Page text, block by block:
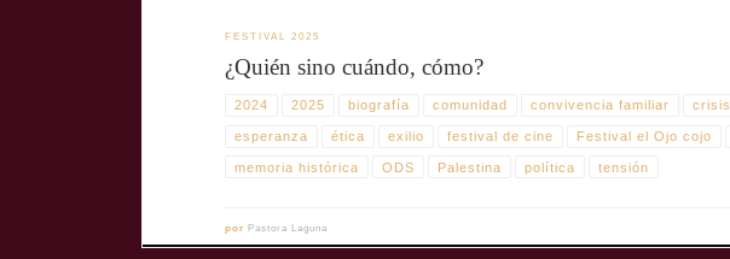
FESTIVAL 2025
¿Quién sino cuándo, cómo?
2024 2025 biografía comunidad convivencia familiar crisis
esperanza ética exilio festival de cine Festival el Ojo cojo
memoria histórica ODS Palestina política tensión
por Pastora Laguna